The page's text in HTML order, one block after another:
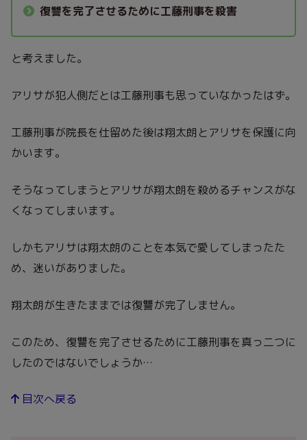
復讐を完了させるために工藤刑事を殺害
と考えました。
アリサが犯人側だとは工藤刑事も思っていなかったはず。
工藤刑事が院長を仕留めた後は翔太朗とアリサを保護に向
かいます。
そうなってしまうとアリサが翔太朗を殺めるチャンスがな
くなってしまいます。
しかもアリサは翔太朗のことを本気で愛してしまったた
め、迷いがありました。
翔太朗が生きたままでは復讐が完了しません。
このため、復讐を完了させるために工藤刑事を真っ二つに
したのではないでしょうか…
目次へ戻る